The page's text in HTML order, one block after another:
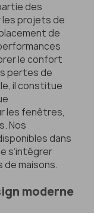
des
les projets de
de
le confort
pertes de
il constitue
les fenêtres,
Nos
dans
s’intégrer
maisons.
moderne